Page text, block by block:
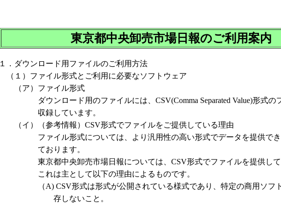
東京都中央卸売市場日報のご利用案内
１．ダウンロード用ファイルのご利用方法
（１）ファイル形式とご利用に必要なソフトウェア
（ア）ファイル形式
ダウンロード用のファイルには、CSV(Comma Separated Value)形式の
収録しています。
（イ）（参考情報）CSV形式でファイルをご提供している理由
ファイル形式については、より汎用性の高い形式でデータを提供でき
ております。
東京都中央卸売市場日報については、CSV形式でファイルを提供して
これは主として以下の理由によるものです。
（A) CSV形式は形式が公開されている様式であり、特定の商用ソフト
存しないこと。